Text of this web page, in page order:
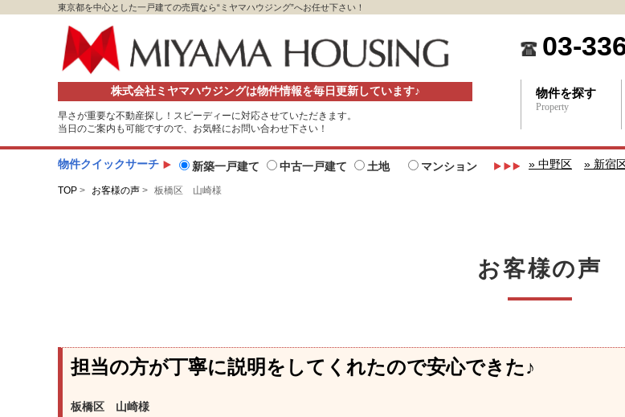
東京都を中心とした一戸建ての売買なら“ミヤマハウジング”へお任せ下さい！
株式会社ミヤマハウジングは物件情報を毎日更新しています♪
早さが重要な不動産探し！スピーディーに対応させていただきます。
当日のご案内も可能ですので、お気軽にお問い合わせ下さい！
03-
物件を探す
Property
物件クイックサーチ 新築一戸建て 中古一戸建て 土地 マンション » 中野区 » 新宿
TOP > お客様の声 > 板橋区 山崎様
お客様の声
担当の方が丁寧に説明をしてくれたので安心できた♪
板橋区 山崎様